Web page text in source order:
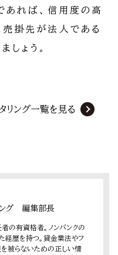
あれば、信用度の高
掛先が法人である
しょう。
リング一覧を見る
ング 編集部長
の有資格者。ノンバンクの
歴を持つ。貸金業法やフ
を被らないための正しい情